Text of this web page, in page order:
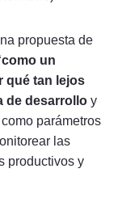
propuesta de
un
qué tan lejos
de desarrollo y
parámetros
las
productivos y